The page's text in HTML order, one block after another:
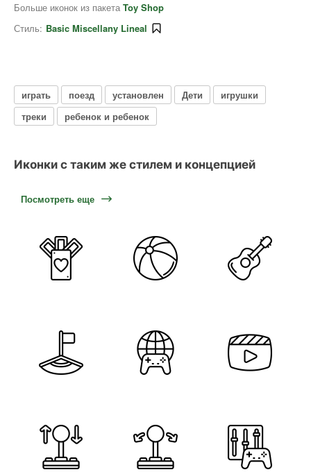
Больше иконок из пакета Toy Shop
Стиль: Basic Miscellany Lineal
играть поезд установлен Дети
игрушки
треки
ребенок и ребенок
Иконки с таким же стилем и концепцией
Посмотреть еще